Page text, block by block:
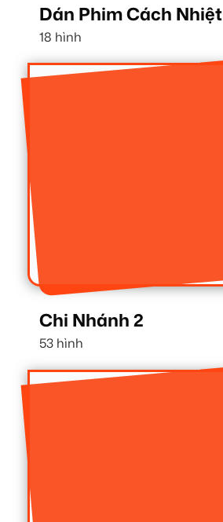
Dán Phim Cách Nhiệt
18 hình
Chi Nhánh 2
53 hình